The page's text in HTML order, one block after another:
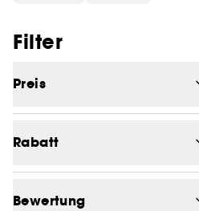
Filter
Preis
Rabatt
Bewertung